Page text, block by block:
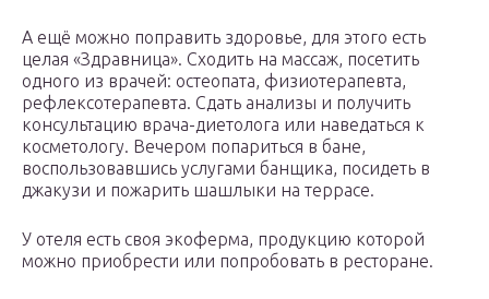
А ещё можно поправить здоровье, для этого есть
целая «Здравница». Сходить на массаж, посетить
одного из врачей: остеопата, физиотерапевта,
рефлексотерапевта. Сдать анализы и получить
консультацию врача-диетолога или наведаться к
косметологу. Вечером попариться в бане,
воспользовавшись услугами банщика, посидеть в
джакузи и пожарить шашлыки на террасе.
У отеля есть своя экоферма, продукцию которой
можно приобрести или попробовать в ресторане.